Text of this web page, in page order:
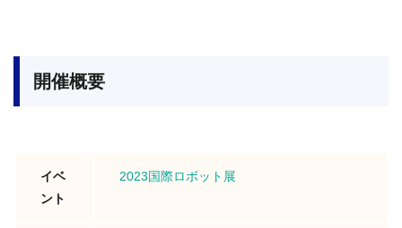
開催概要
イベ
ント
2023国際ロボット展